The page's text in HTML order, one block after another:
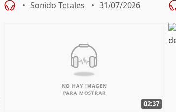
Sonido Totales 31/07/2026
02:37